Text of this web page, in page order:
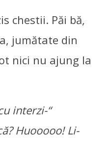
chestii. Păi bă,
jumătate din
nici nu ajung la
interzi-“
Huooooo! Li-